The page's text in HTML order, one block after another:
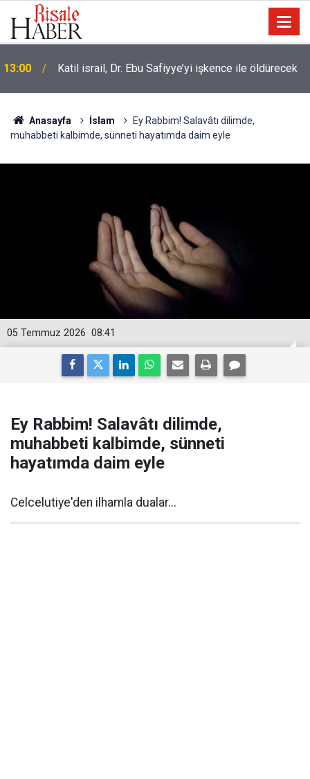
13:00 Katil israil, Dr. Ebu Safiyye’yi işkence ile öldürecek
Anasayfa İslam
Ey Rabbim! Salavâtı dilimde,
muhabbeti kalbimde, sünneti hayatımda daim eyle
08:41
05 Temmuz 2026
Ey Rabbim! Salavâtı dilimde,
muhabbeti kalbimde, sünneti
hayatımda daim eyle
Celcelutiye'den ilhamla dualar...